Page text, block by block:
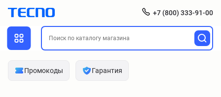
+7 (800) 333-91-00
Промокоды Гарантия